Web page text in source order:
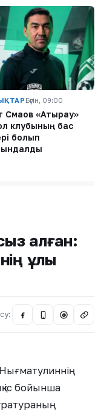
Бүгін, 09:00
Смақов «Атырау»
клубының бас
болып
алған:
ұлы
@
іс бойынша